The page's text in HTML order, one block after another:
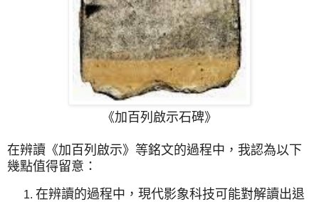
《加百列啟示石碑》
在辨讀《加百列啟示》等銘文的過程中，我認為以下
幾點值得留意：
在辨讀的過程中，現代影象科技可能對解讀出退